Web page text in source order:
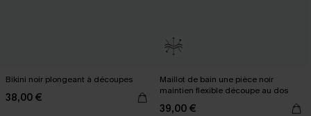
Bikini noir plongeant à découpes
38,00 €
Maillot de bain une pièce noir
maintien flexible découpe au dos
39,00 €